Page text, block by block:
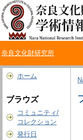
奈良文化財研究所
ホーム
ブラウズ
コミュニティ/
コレクション
発行日